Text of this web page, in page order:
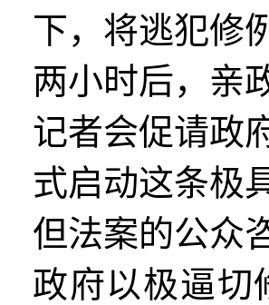
下，将逃犯修
两小时后，亲
记者会促请政
式启动这条极
但法案的公众
政府以极逼切